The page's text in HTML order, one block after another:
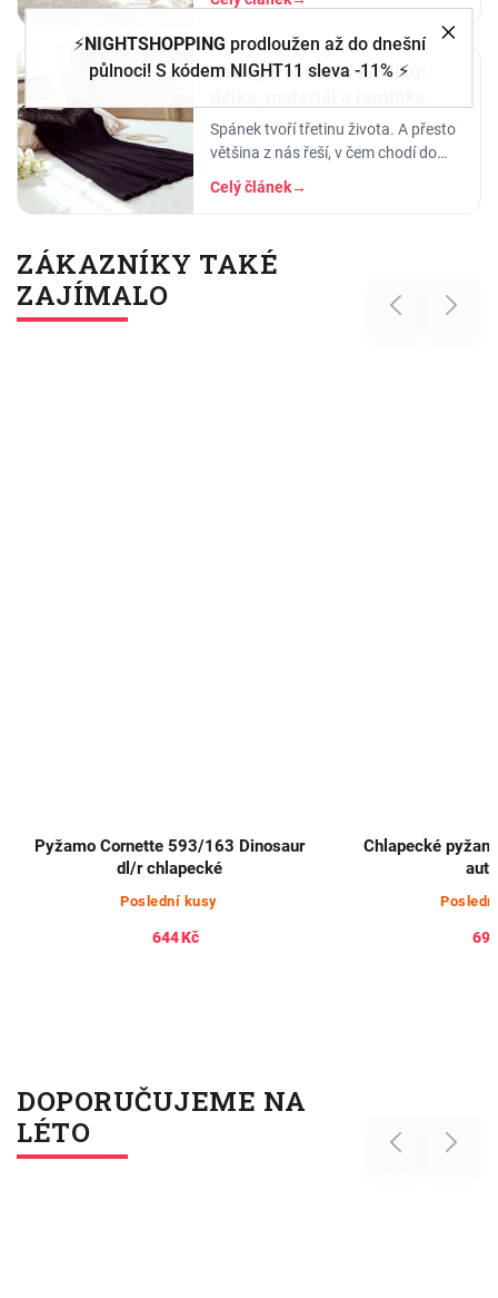
⚡NIGHTSHOPPING prodloužen až do dnešní
půlnoci! S kódem NIGHT11 sleva -11% ⚡
pyžama a noční košilky, ve kterých
se…
Jak vybrat noční košilku:
Spánek tvoří třetinu života. A přesto
většina z nás řeší, v čem chodí do
práce, do divadla nebo na rande, ale
to, v čem stráví těch osm hodin…
Celý článek→
ZÁKAZNÍKY TAKÉ
ZAJÍMALO
Previous
Pyžamo Cornette 593/163 Dinosaur
dl/r chlapecké
Poslední kusy
644 Kč
Chlapecké
Next
DOPORUČUJEME NA
LÉTO
Previous Next